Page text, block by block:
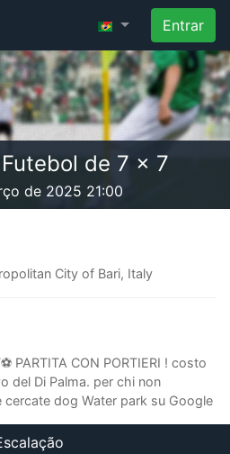
Entrar
de 7 x 7
de 2025 21:00
City of Bari, Italy
PARTITA CON PORTIERI ! costo
del Di Palma. per chi non
dog Water park su Google